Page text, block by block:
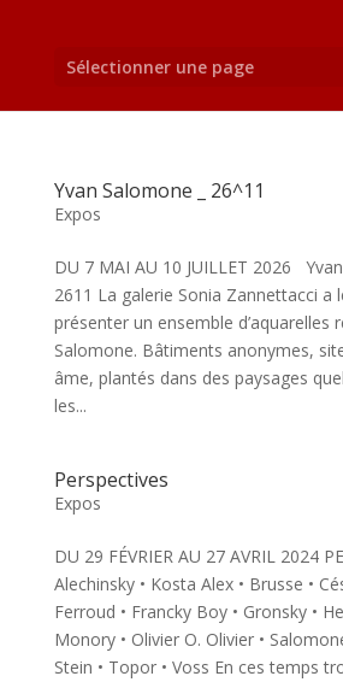
Sélectionner une page
Yvan Salomone _ 26^11
Expos
DU 7 MAI AU 10 JUILLET 2026
2611 La galerie Sonia Zannettacci a
présenter un ensemble d’aquarelles
Salomone. Bâtiments anonymes,
âme, plantés dans des paysages
les...
Perspectives
Expos
DU 29 FÉVRIER AU 27 AVRIL 2024
Alechinsky • Kosta Alex • Brusse •
Ferroud • Francky Boy • Gronsky •
Monory • Olivier O. Olivier •
Stein • Topor • Voss En ces temps